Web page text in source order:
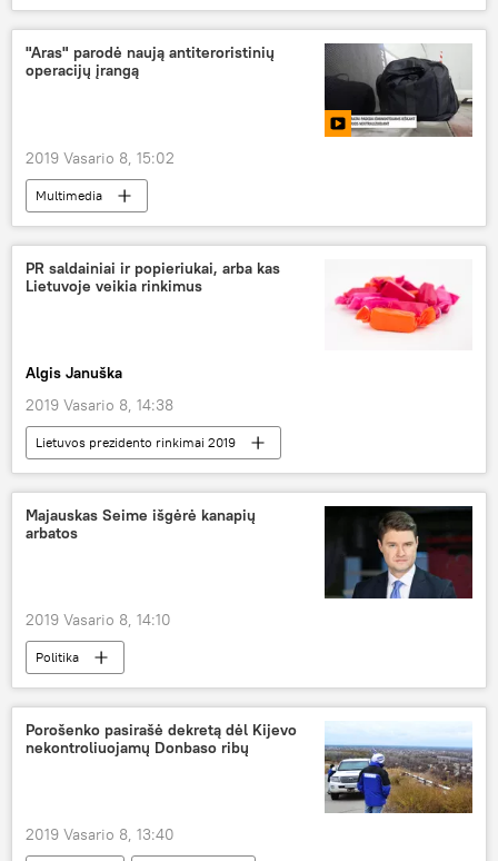
seksualinis smurtas
moteris
mergina
akcija
"Aras" parodė naują antiteroristinių
operacijų įrangą
2019 Vasario 8, 15:02
Multimedia
PR saldainiai ir popieriukai, arba kas
Lietuvoje veikia rinkimus
Algis Januška
2019 Vasario 8, 14:38
Lietuvos prezidento rinkimai 2019
Kolumnistas
Analitika
Lietuva
prezidento rinkimai
rinkimai
Majauskas Seime išgėrė kanapių
arbatos
2019 Vasario 8, 14:10
Politika
Porošenko pasirašė dekretą dėl Kijevo
nekontroliuojamų Donbaso ribų
2019 Vasario 8, 13:40